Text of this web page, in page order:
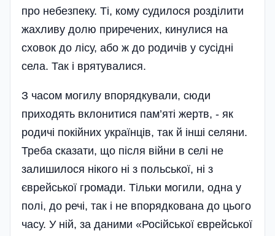
про небезпеку. Ті, кому судилося розділити
жахливу долю приречених, кинулися на
сховок до лісу, або ж до родичів у сусідні
села. Так і врятувалися.
З часом могилу впорядкували, сюди
приходять вклонитися пам’я­ті жертв, - як
родичі покійних українців, так й інші селяни.
Треба сказати, що після війни в селі не
залишилося нікого ні з польської, ні з
єврейської громади. Тільки могили, одна у
полі, до речі, так і не впорядкована до цього
часу. У ній, за даними «Російської єврейської